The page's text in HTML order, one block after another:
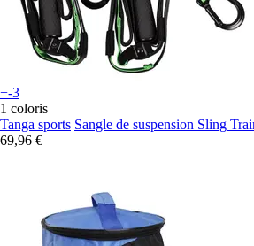
+-3
1 coloris
Tanga sports Sangle de suspension Sling
69,96 €